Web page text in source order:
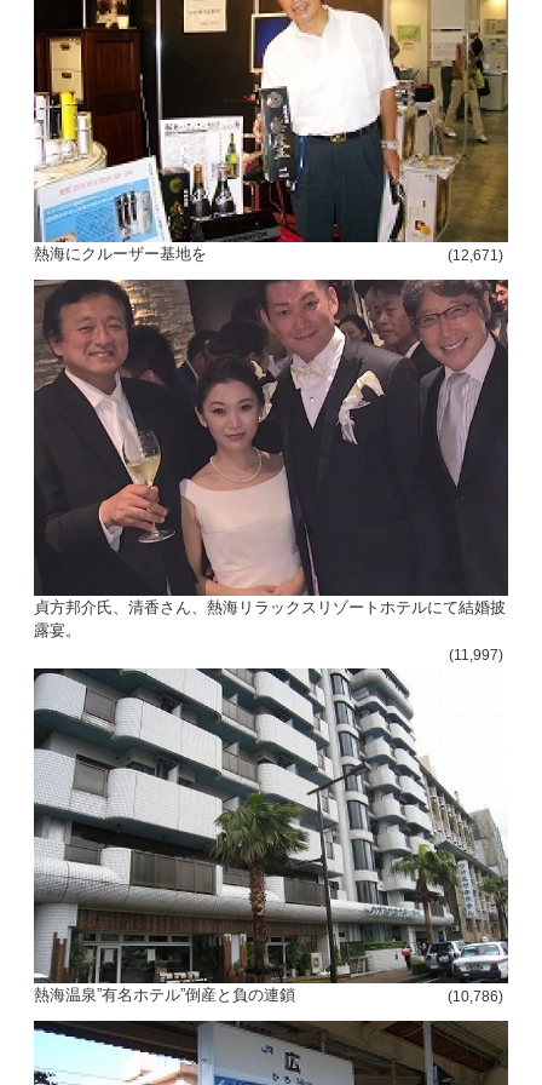
熱海にクルーザー基地を (12,671)
貞方邦介氏、清香さん、熱海リラックスリゾートホテルにて結婚披
露宴。
(11,997)
熱海温泉”有名ホテル”倒産と負の連鎖 (10,786)